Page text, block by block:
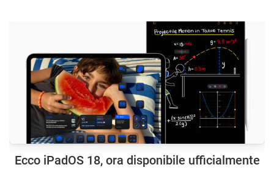
Ecco iPadOS 18, ora disponibile ufficialmente